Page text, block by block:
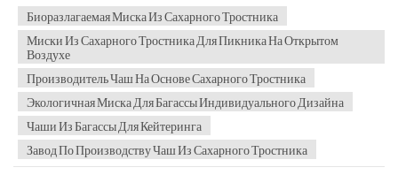
Биоразлагаемая Миска Из Сахарного Тростника
Миски Из Сахарного Тростника Для Пикника На Открытом
Воздухе
Производитель Чаш На Основе Сахарного Тростника
Экологичная Миска Для Багассы Индивидуального Дизайна
Чаши Из Багассы Для Кейтеринга
Завод По Производству Чаш Из Сахарного Тростника